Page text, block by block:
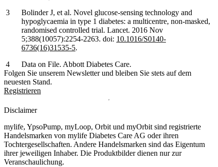
Bolinder J, et al. Novel glucose-sensing technology and
hypoglycaemia in type 1 diabetes: a multicentre, non-masked,
randomised controlled trial. Lancet. 2016 Nov
5;388(10057):2254-2263. doi: 10.1016/S0140-
6736(16)31535-5.
Data on File. Abbott Diabetes Care.
Folgen Sie unserem Newsletter und bleiben Sie stets auf dem
neuesten Stand.
Registrieren
Disclaimer
mylife, YpsoPump, myLoop, Orbit und myOrbit sind registrierte
Handelsmarken von mylife Diabetes Care AG oder ihren
Tochtergesellschaften. Andere Handelsmarken sind das Eigentum
ihrer jeweiligen Inhaber. Die Produktbilder dienen nur zur
Veranschaulichung.